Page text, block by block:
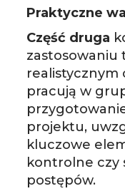
Praktyczne
Część druga
zastosowaniu
realistycznym
pracują w
projektu,
kluczowe
kontrolne czy
postępów.